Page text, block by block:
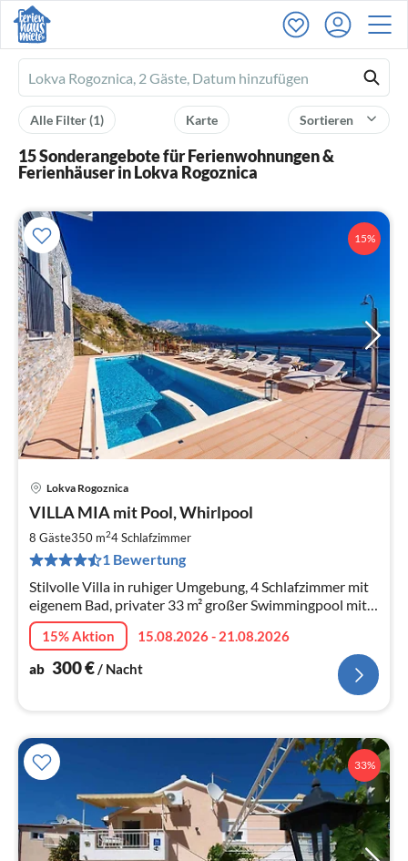
Ferienhausmiete
logo
Sortieren
Karte
Alle Filter(1)
15 Sonderangebote für Ferienwohnungen &
Ferienhäuser in Lokva Rogoznica
15%
Lokva Rogoznica
VILLA MIA mit Pool, Whirlpool
8 Gäste350 m24Schlafzimmer
1 Bewertung
Stilvolle Villa in ruhiger Umgebung, 4 Schlafzimmer mit
eigenem Bad, privater 33 m² großer Swimmingpool mit
Massage, Whirlpool
15% Aktion
15.08.2026 - 21.08.2026
ab 300€/ Nacht
33%